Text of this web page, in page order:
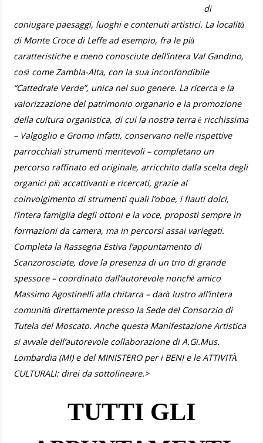
di
coniugare paesaggi, luoghi e contenuti artistici. La località
di Monte Croce di Leffe ad esempio, fra le più
caratteristiche e meno conosciute dell’intera Val Gandino,
così come Zambla-Alta, con la sua inconfondibile
“Cattedrale Verde”, unica nel suo genere. La ricerca e la
valorizzazione del patrimonio organario e la promozione
della cultura organistica, di cui la nostra terra è ricchissima
– Valgoglio e Gromo infatti, conservano nelle rispettive
parrocchiali strumenti meritevoli – completano un
percorso raffinato ed originale, arricchito dalla scelta degli
organici più accattivanti e ricercati, grazie al
coinvolgimento di strumenti quali l’oboe, i flauti dolci,
l’intera famiglia degli ottoni e la voce, proposti sempre in
formazioni da camera, ma in percorsi assai variegati.
Completa la Rassegna Estiva l’appuntamento di
Scanzorosciate, dove la presenza di un trio di grande
spessore – coordinato dall’autorevole nonchè amico
Massimo Agostinelli alla chitarra – darà lustro all’intera
comunità direttamente presso la Sede del Consorzio di
Tutela del Moscato. Anche questa Manifestazione Artistica
si avvale dell’autorevole collaborazione di A.Gi.Mus.
Lombardia (MI) e del MINISTERO per i BENI e le ATTIVITÀ
CULTURALI: direi da sottolineare.>
TUTTI GLI